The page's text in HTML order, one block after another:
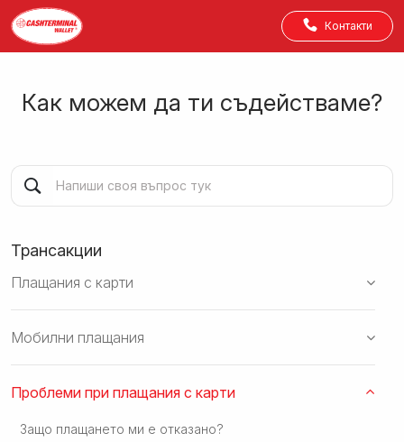
Контакти
Как можем да ти съдействаме?
Трансакции
Плащания с карти
Мобилни плащания
Проблеми при плащания с карти
Защо плащането ми е отказано?